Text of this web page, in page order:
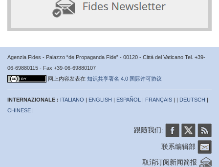
Agenzia Fides - Palazzo “de Propaganda Fide” - 00120 - Città del Vaticano Tel. +39-
06-69880115 - Fax +39-06-69880107
网上内容发表在 知识共享署名 4.0 国际许可协议
INTERNAZIONALE : ITALIANO | ENGLISH | ESPAÑOL | FRANÇAIS | | DEUTSCH |
CHINESE |
跟随我们:
联系编辑部
取消订阅新闻简报